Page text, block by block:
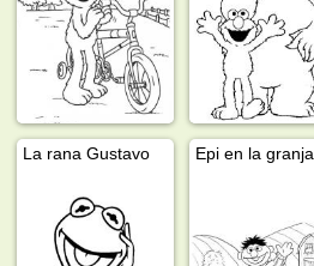
La rana Gustavo Epi en la granja